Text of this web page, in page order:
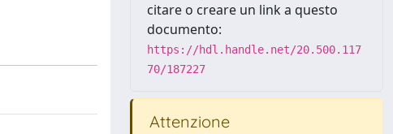
citare o creare un link a questo
documento:
https://hdl.handle.net/20.500.117
70/187227
Attenzione